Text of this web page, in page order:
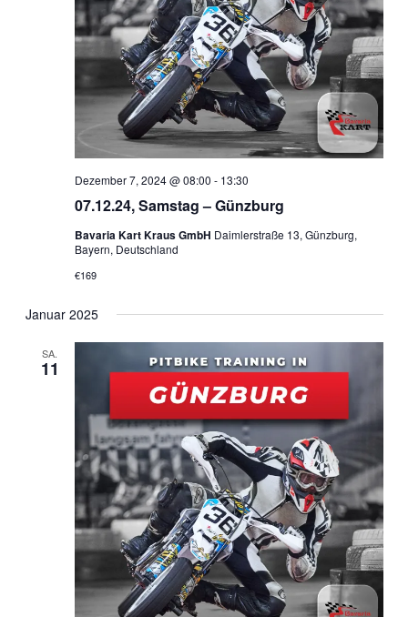
07.12.24, Samstag – Günzburg
Dezember 7, 2024 @ 08:00 - 13:30
Bavaria Kart Kraus GmbH Daimlerstraße 13, Günzburg,
Bayern, Deutschland
€169
Januar 2025
SA.
11